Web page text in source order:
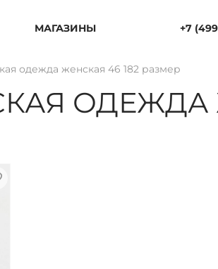
МАГАЗИНЫ +7
одежда женская 46 182 размер
ОДЕЖДА